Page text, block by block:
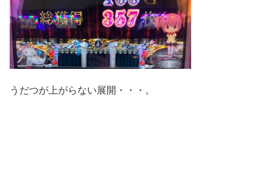
うだつが上がらない展開・・・。